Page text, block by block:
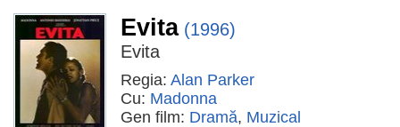
Evita (1996)
Evita
Regia: Alan Parker
Cu: Madonna
Gen film: Dramă, Muzical